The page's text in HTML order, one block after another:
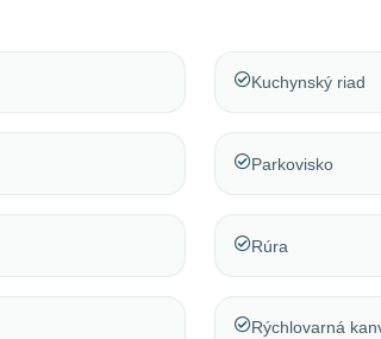
Kuchynský riad
Parkovisko
Rúra
Rýchlovarná